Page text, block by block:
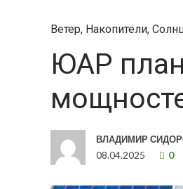
Ветер, Накопители,
ЮАР
ВЛАДИМИР
08.04.2025 0